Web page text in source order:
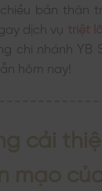
bản thân
dịch vụ
chi nhánh YB
hôm nay!